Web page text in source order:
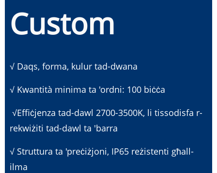
Custom
√ Daqs, forma, kulur tad-dwana
√ Kwantità minima ta 'ordni: 100 biċċa
√Effiċjenza tad-dawl 2700-3500K, li tissodisfa r-
rekwiżiti tad-dawl ta 'barra
√ Struttura ta 'preċiżjoni, IP65 reżistenti għall-
ilma